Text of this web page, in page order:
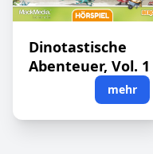
Dinotastische
Abenteuer, Vol. 1
mehr